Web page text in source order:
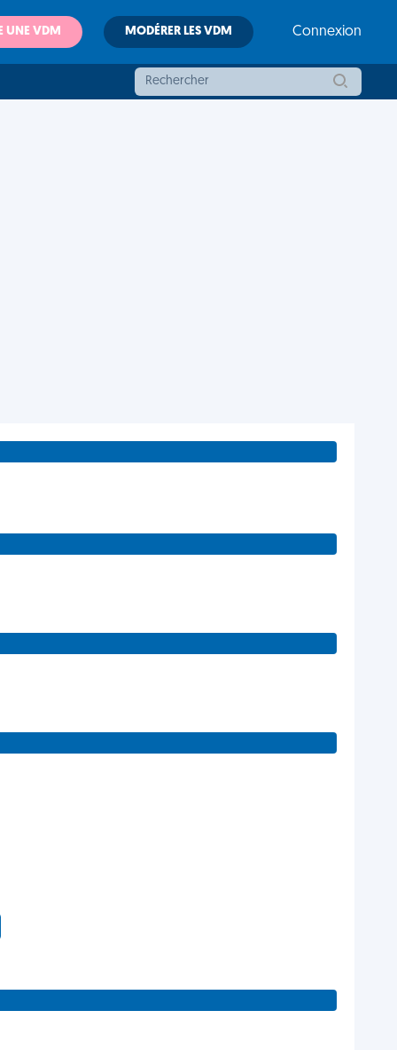
UNE VDM MODÉRER LES VDM Connexion